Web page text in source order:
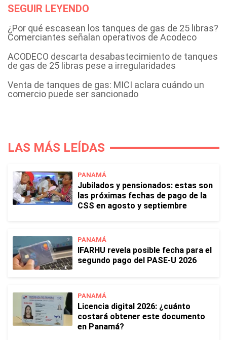
SEGUIR LEYENDO
¿Por qué escasean los tanques de gas de 25 libras?
Comerciantes señalan operativos de Acodeco
ACODECO descarta desabastecimiento de tanques
de gas de 25 libras pese a irregularidades
Venta de tanques de gas: MICI aclara cuándo un
comercio puede ser sancionado
LAS MÁS LEÍDAS
PANAMÁ
Jubilados y pensionados: estas son
las próximas fechas de pago de la
CSS en agosto y septiembre
PANAMÁ
IFARHU revela posible fecha para el
segundo pago del PASE-U 2026
PANAMÁ
Licencia digital 2026: ¿cuánto
costará obtener este documento
en Panamá?